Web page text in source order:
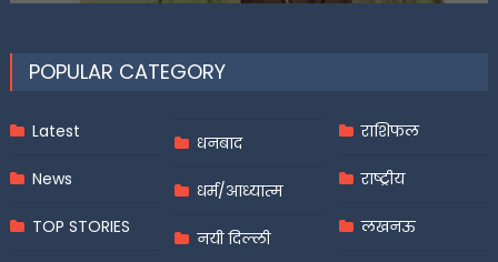
POPULAR CATEGORY
Latest
News
TOP STORIES
धनबाद
धर्म/आध्यात्म
नयी दिल्ली
राशिफल
राष्ट्रीय
लखनऊ